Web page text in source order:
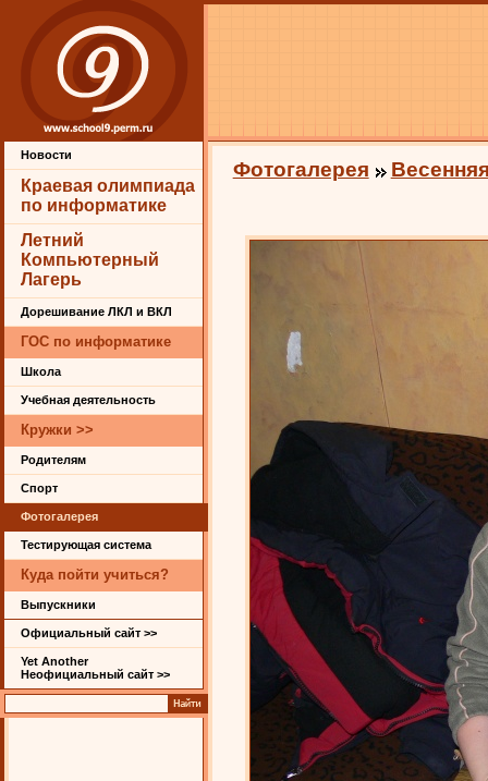
Новости
Краевая олимпиада
по информатике
Летний
Компьютерный
Лагерь
Дорешивание ЛКЛ и ВКЛ
ГОС по информатике
Школа
Учебная деятельность
Кружки >>
Родителям
Спорт
Фотогалерея
Тестирующая система
Куда пойти учиться?
Выпускники
Официальный сайт >>
Yet Another
Неофициальный сайт >>
Фотогалерея